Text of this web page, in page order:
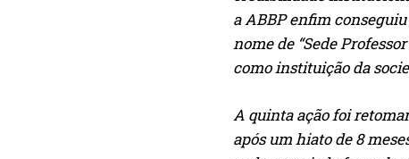
a ABBP enfim
nome de “Sede
como instituição da
A quinta ação foi
após um hiato de 8